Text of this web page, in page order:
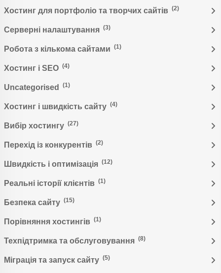
Хостинг для портфоліо та творчих сайтів (2)
Серверні налаштування (3)
Робота з кількома сайтами (1)
Хостинг і SEO (4)
Uncategorised (1)
Хостинг і швидкість сайту (4)
Вибір хостингу (27)
Перехід із конкурентів (2)
Швидкість і оптимізація (12)
Реальні історії клієнтів (1)
Безпека сайту (15)
Порівняння хостингів (1)
Техпідтримка та обслуговування (8)
Міграція та запуск сайту (5)